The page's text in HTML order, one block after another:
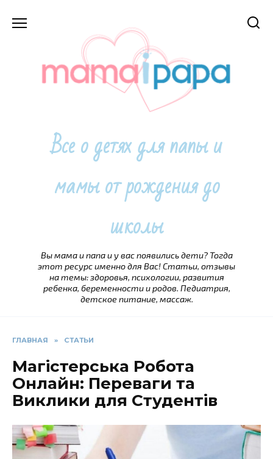
Все о детях для папы и
мамы от рождения до
школы
Вы мама и папа и у вас появились дети? Тогда
этот ресурс именно для Вас! Статьи, отзывы
на темы: здоровья, психологии, развития
ребенка, беременности и родов. Педиатрия,
детское питание, массаж.
ГЛАВНАЯ » СТАТЬИ
Магістерська Робота
Онлайн: Переваги та
Виклики для Студентів